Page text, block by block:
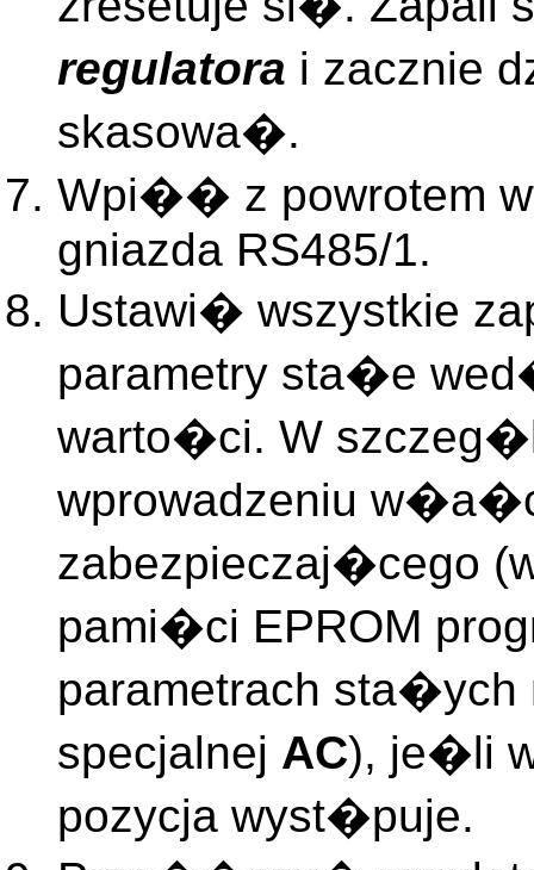
regulatora i zacznie
skasowa�.
Wpi�� z powrotem
gniazda RS485/1.
Ustawi� wszystkie
parametry sta�e
warto�ci. W
wprowadzeniu
zabezpieczaj�cego
pami�ci EPROM
parametrach
specjalnej AC), je�li
pozycja wyst�puje.